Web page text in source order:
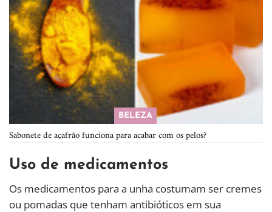
BELEZA
Sabonete de açafrão funciona para acabar com os pelos?
Uso de medicamentos
Os medicamentos para a unha costumam ser cremes
ou pomadas que tenham antibióticos em sua